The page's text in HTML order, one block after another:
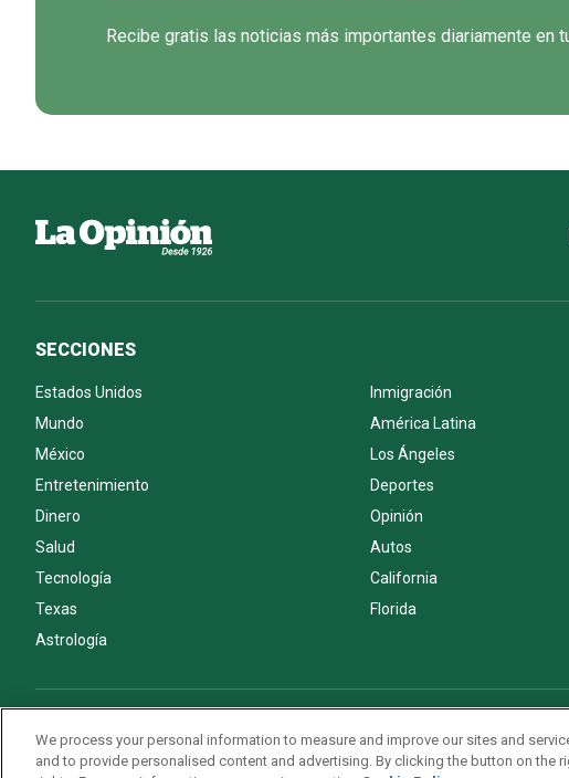
Recibe gratis las noticias más importantes diariamente en
SECCIONES
Estados Unidos
Inmigración
Mundo
América Latina
México
Los Ángeles
Entretenimiento
Deportes
Dinero
Opinión
Salud
Autos
Tecnología
California
Texas
Florida
Astrología
Acerca de nosotros Politica de privacidad Pautas Editoriales AdChoices
We process your personal information to measure and improve our sites and
and to provide personalised content and advertising. By clicking the button on the